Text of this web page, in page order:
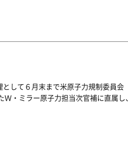
して６月末まで米原子力規制委員会
・ミラー原子力担当次官補に直属